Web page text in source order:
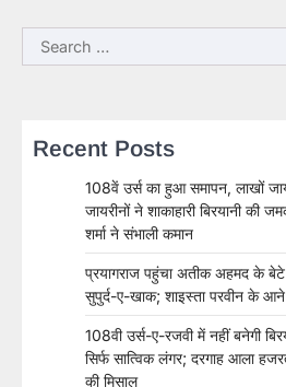
Search
for:
Recent Posts
108वें उर्स का हुआ समापन, लाखों
जायरीनों ने शाकाहारी बिरयानी की
शर्मा ने संभाली कमान
प्रयागराज पहुंचा अतीक अहमद के
सुपुर्द-ए-खाक; शाइस्ता परवीन के
108वी उर्स-ए-रजवी में नहीं बनेगी
सिर्फ सात्विक लंगर; दरगाह आला
की मिसाल